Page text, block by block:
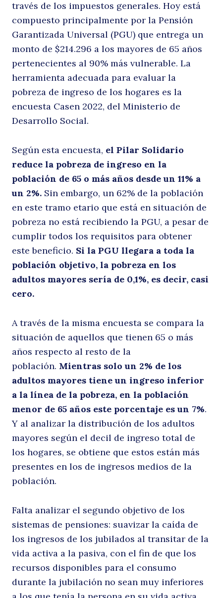
Buscar
través de los impuestos generales. Hoy está
compuesto principalmente por la Pensión
Garantizada Universal (PGU) que entrega un
monto de $214.296 a los mayores de 65 años
pertenecientes al 90% más vulnerable. La
herramienta adecuada para evaluar la
pobreza de ingreso de los hogares es la
encuesta Casen 2022, del Ministerio de
Desarrollo Social.
Según esta encuesta, el Pilar Solidario
reduce la pobreza de ingreso en la
población de 65 o más años desde un 11% a
un 2%. Sin embargo, un 62% de la población
en este tramo etario que está en situación de
pobreza no está recibiendo la PGU, a pesar de
cumplir todos los requisitos para obtener
este beneficio. Si la PGU llegara a toda la
población objetivo, la pobreza en los
adultos mayores sería de 0,1%, es decir, casi
cero.
A través de la misma encuesta se compara la
situación de aquellos que tienen 65 o más
años respecto al resto de la
población. Mientras solo un 2% de los
adultos mayores tiene un ingreso inferior
a la línea de la pobreza, en la población
menor de 65 años este porcentaje es un 7%.
Y al analizar la distribución de los adultos
mayores según el decil de ingreso total de
los hogares, se obtiene que estos están más
presentes en los de ingresos medios de la
población.
Falta analizar el segundo objetivo de los
sistemas de pensiones: suavizar la caída de
los ingresos de los jubilados al transitar de la
vida activa a la pasiva, con el fin de que los
recursos disponibles para el consumo
durante la jubilación no sean muy inferiores